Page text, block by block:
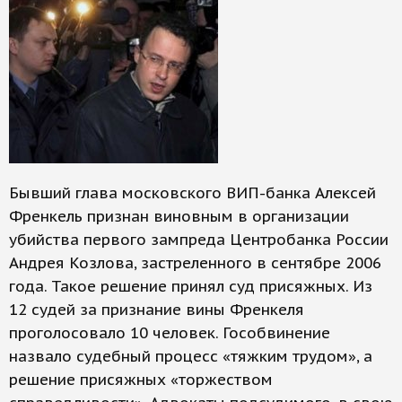
Бывший глава московского ВИП-банка Алексей
Френкель признан виновным в организации
убийства первого зампреда Центробанка России
Андрея Козлова, застреленного в сентябре 2006
года. Такое решение принял суд присяжных. Из
12 судей за признание вины Френкеля
проголосовало 10 человек. Гособвинение
назвало судебный процесс «тяжким трудом», а
решение присяжных «торжеством